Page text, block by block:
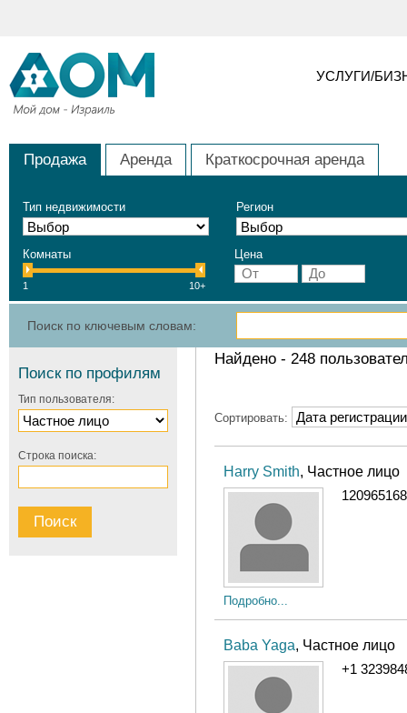
УСЛУГИ/
Продажа Аренда Краткосрочная аренда
Тип недвижимости Регион
Комнаты
1 10+
Цена
Поиск по ключевым словам:
Найдено - 248
Сортировать:
Harry Smith, Частное лицо
Подробно...
Baba Yaga, Частное лицо
+1
Поиск по профилям
Тип пользователя:
Строка поиска: